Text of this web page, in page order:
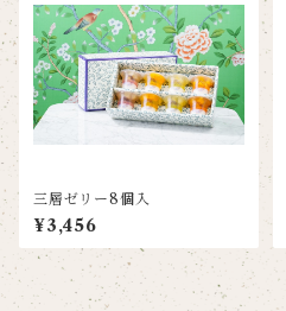
三層ゼリー8個入
¥3,456